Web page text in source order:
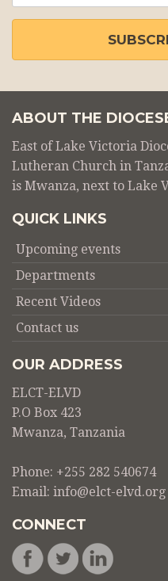
ABOUT THE
East of Lake Victoria
Lutheran Church in
is Mwanza, next to Lake
QUICK LINKS
Upcoming events
Departments
Recent Videos
Contact us
OUR ADDRESS
ELCT-ELVD
P.O Box 423
Mwanza, Tanzania
Phone: +255 282 540674
Email: info@elct-elvd.org
CONNECT